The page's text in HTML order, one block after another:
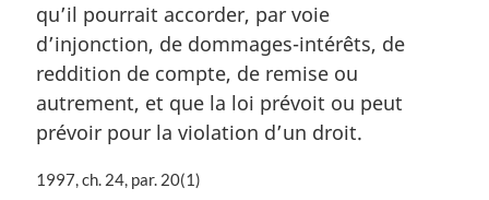
l
e
:
r
g
i
a
l
:
qu’il pourrait accorder, par voie
d’injonction, de dommages-intérêts, de
reddition de compte, de remise ou
autrement, et que la loi prévoit ou peut
prévoir pour la violation d’un droit.
N
1997, ch. 24, par. 20(1)